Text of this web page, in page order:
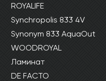
ROYALIFE
Synchropolis 833 4V
Synonym 833 AquaOut
WOODROYAL
Ламинат
DE FACTO